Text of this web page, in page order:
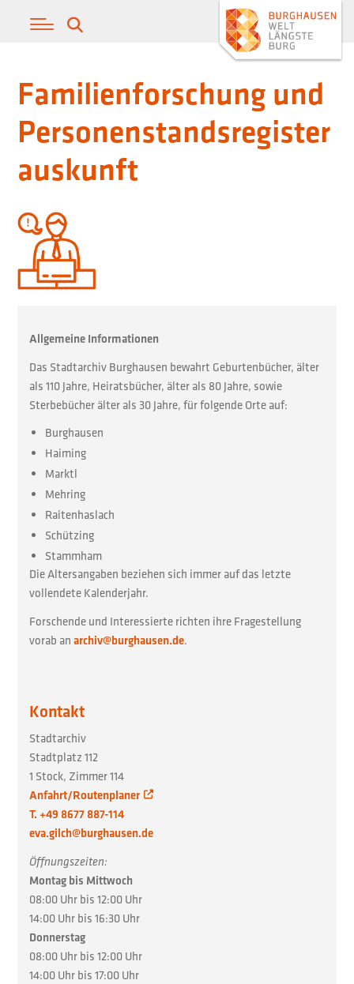
Familienforschung und
Personenstandsregister
auskunft
Allgemeine Informationen
Das Stadtarchiv Burghausen bewahrt Geburtenbücher, älter
als 110 Jahre, Heiratsbücher, älter als 80 Jahre, sowie
Sterbebücher älter als 30 Jahre, für folgende Orte auf:
Burghausen
Haiming
Marktl
Mehring
Raitenhaslach
Schützing
Stammham
Die Altersangaben beziehen sich immer auf das letzte
vollendete Kalenderjahr.
Forschende und Interessierte richten ihre Fragestellung
vorab anarchiv@burghausen.de.
Kontakt
Stadtarchiv
Stadtplatz 112
1 Stock, Zimmer 114
Anfahrt/Routenplaner
T. +49 8677 887-114
eva.gilch@burghausen.de
Öffnungszeiten:
Montag bis Mittwoch
08:00 Uhr bis 12:00 Uhr
14:00 Uhr bis 16:30 Uhr
Donnerstag
08:00 Uhr bis 12:00 Uhr
14:00 Uhr bis 17:00 Uhr